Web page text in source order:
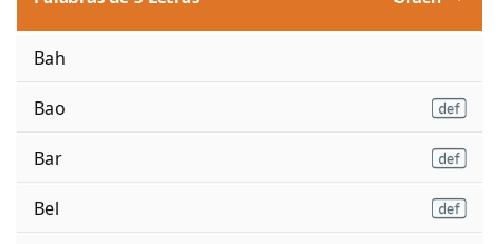
Bah
Bao
Bar
Bel